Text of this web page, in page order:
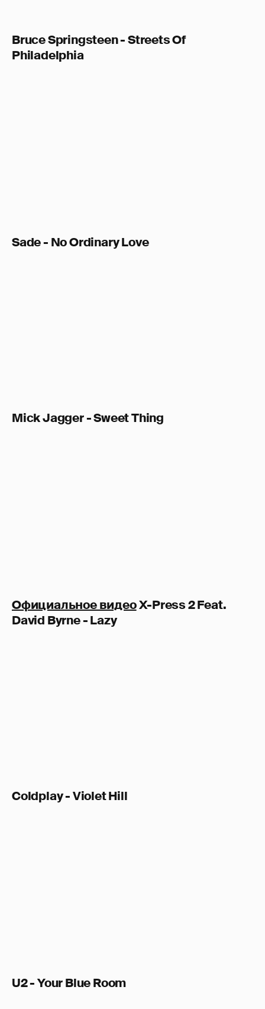
Bruce Springsteen - Streets Of
Philadelphia
Sade - No Ordinary Love
Mick Jagger - Sweet Thing
Официальное видеоX-Press 2 Feat.
David Byrne - Lazy
Coldplay - Violet Hill
U2 - Your Blue Room